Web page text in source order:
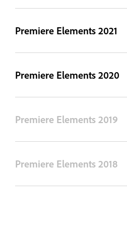
Premiere Elements 2021
Premiere Elements 2020
Premiere Elements 2019
Premiere Elements 2018